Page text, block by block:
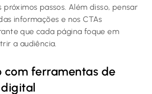
passos. Além disso, pensar
informações e nos CTAs
que cada página foque em
a audiência.
com ferramentas de